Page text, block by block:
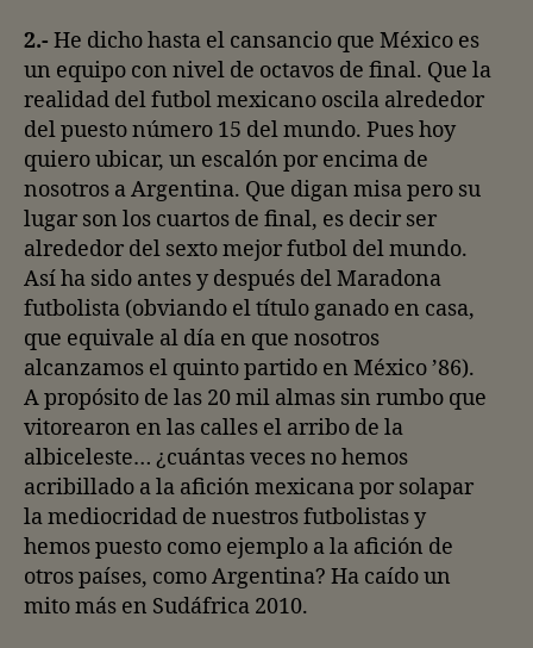
2.- He dicho hasta el cansancio que México es
un equipo con nivel de octavos de final. Que la
realidad del futbol mexicano oscila alrededor
del puesto número 15 del mundo. Pues hoy
quiero ubicar, un escalón por encima de
nosotros a Argentina. Que digan misa pero su
lugar son los cuartos de final, es decir ser
alrededor del sexto mejor futbol del mundo.
Así ha sido antes y después del Maradona
futbolista (obviando el título ganado en casa,
que equivale al día en que nosotros
alcanzamos el quinto partido en México ’86).
A propósito de las 20 mil almas sin rumbo que
vitorearon en las calles el arribo de la
albiceleste… ¿cuántas veces no hemos
acribillado a la afición mexicana por solapar
la mediocridad de nuestros futbolistas y
hemos puesto como ejemplo a la afición de
otros países, como Argentina? Ha caído un
mito más en Sudáfrica 2010.